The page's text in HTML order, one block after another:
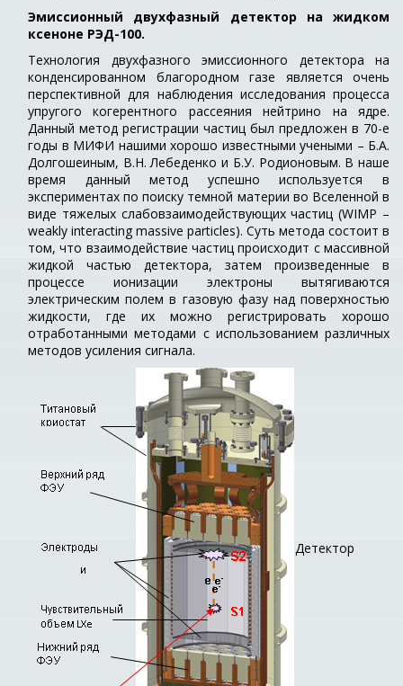
Эмиссионный двухфазный детектор на жидком
ксеноне РЭД-100.
Технология двухфазного эмиссионного детектора на
конденсированном благородном газе является очень
перспективной для наблюдения исследования процесса
упругого когерентного рассеяния нейтрино на ядре.
Данный метод регистрации частиц был предложен в 70-е
годы в МИФИ нашими хорошо известными учеными – Б.А.
Долгошеиным, В.Н. Лебеденко и Б.У. Родионовым. В наше
время данный метод успешно используется в
экспериментах по поиску темной материи во Вселенной в
виде тяжелых слабовзаимодействующих частиц (WIMP –
weakly interacting massive particles). Суть метода состоит в
том, что взаимодействие частиц происходит с массивной
жидкой частью детектора, затем произведенные в
процессе ионизации электроны вытягиваются
электрическим полем в газовую фазу над поверхностью
жидкости, где их можно регистрировать хорошо
отработанными методами с использованием различных
методов усиления сигнала.
Детектор